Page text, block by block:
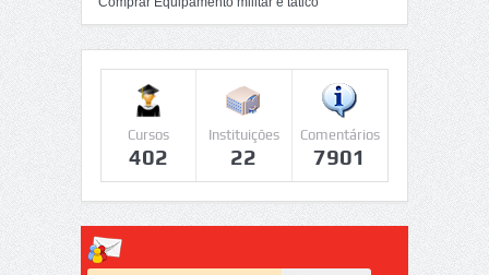
Cursos
402
Instituições
22
Comentários
7901